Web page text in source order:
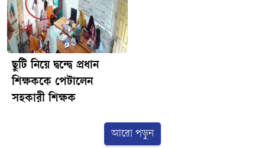
ছুটি নিয়ে দ্বন্দ্বে প্রধান
শিক্ষককে পেটালেন
সহকারী শিক্ষক
আরো পড়ুন